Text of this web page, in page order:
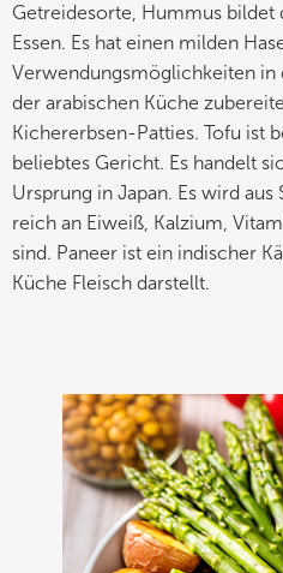
Getreidesorte, Hummus bildet
Essen. Es hat einen milden
Verwendungsmöglichkeiten in
der arabischen Küche
Kichererbsen-Patties. Tofu ist
beliebtes Gericht. Es handelt
Ursprung in Japan. Es wird
reich an Eiweiß, Kalzium,
sind. Paneer ist ein indischer
Küche Fleisch darstellt.